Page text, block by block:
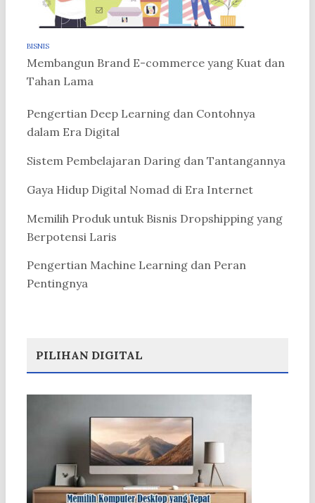
BISNIS
Membangun Brand E-commerce yang Kuat dan
Tahan Lama
Pengertian Deep Learning dan Contohnya
dalam Era Digital
Sistem Pembelajaran Daring dan Tantangannya
Gaya Hidup Digital Nomad di Era Internet
Memilih Produk untuk Bisnis Dropshipping yang
Berpotensi Laris
Pengertian Machine Learning dan Peran
Pentingnya
PILIHAN DIGITAL